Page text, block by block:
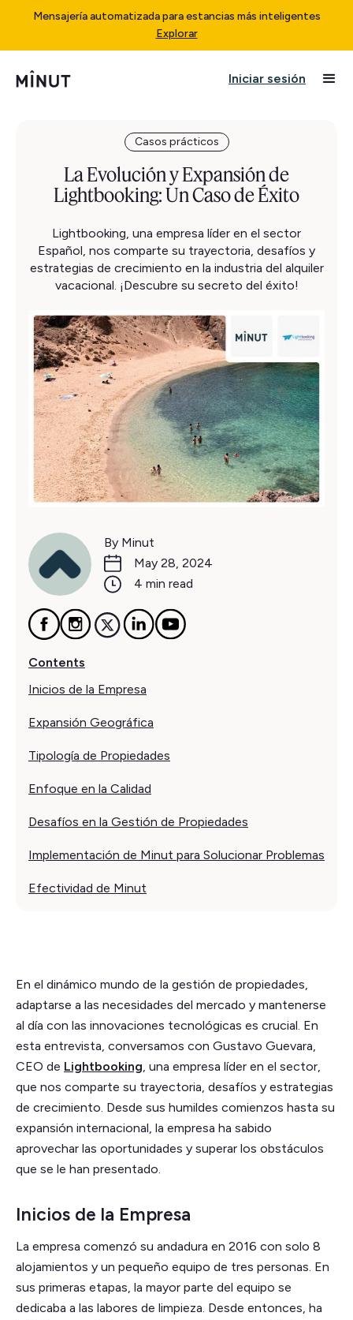
Mensajería automatizada para estancias más inteligentes
Explorar
Iniciar sesión
Casos prácticos
La Evolución y Expansión de
Lightbooking: Un Caso de Éxito
Lightbooking, una empresa líder en el sector
Español, nos comparte su trayectoria, desafíos y
estrategias de crecimiento en la industria del alquiler
vacacional. ¡Descubre su secreto del éxito!
By Minut
May 28, 2024
4 min read
Contents
Inicios de la Empresa
Expansión Geográfica
Tipología de Propiedades
Enfoque en la Calidad
Desafíos en la Gestión de Propiedades
Implementación de Minut para Solucionar Problemas
Efectividad de Minut
En el dinámico mundo de la gestión de propiedades,
adaptarse a las necesidades del mercado y mantenerse
al día con las innovaciones tecnológicas es crucial. En
esta entrevista, conversamos con Gustavo Guevara,
CEO de Lightbooking, una empresa líder en el sector,
que nos comparte su trayectoria, desafíos y estrategias
de crecimiento. Desde sus humildes comienzos hasta su
expansión internacional, la empresa ha sabido
aprovechar las oportunidades y superar los obstáculos
que se le han presentado.
Inicios de la Empresa
La empresa comenzó su andadura en 2016 con solo 8
alojamientos y un pequeño equipo de tres personas. En
sus primeras etapas, la mayor parte del equipo se
dedicaba a las labores de limpieza. Desde entonces, ha